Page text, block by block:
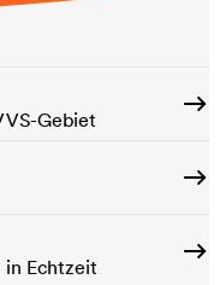
Gebiet
Echtzeit